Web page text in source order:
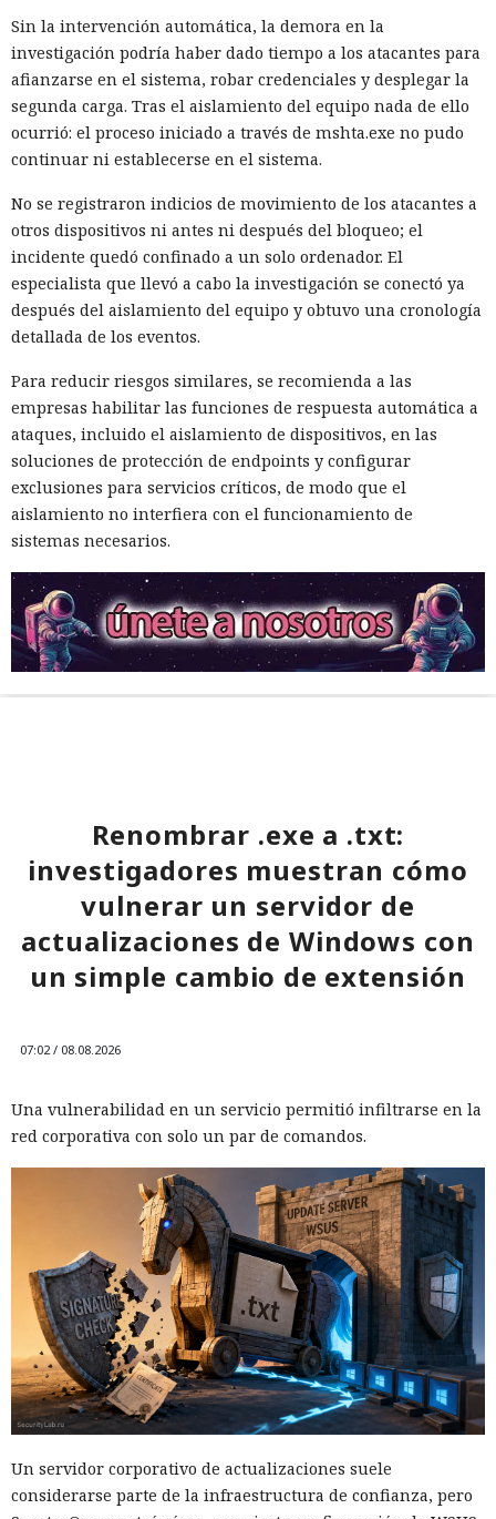
Sin la intervención automática, la demora en la
investigación podría haber dado tiempo a los atacantes para
afianzarse en el sistema, robar credenciales y desplegar la
segunda carga. Tras el aislamiento del equipo nada de ello
ocurrió: el proceso iniciado a través de mshta.exe no pudo
continuar ni establecerse en el sistema.
No se registraron indicios de movimiento de los atacantes a
otros dispositivos ni antes ni después del bloqueo; el
incidente quedó confinado a un solo ordenador. El
especialista que llevó a cabo la investigación se conectó ya
después del aislamiento del equipo y obtuvo una cronología
detallada de los eventos.
Para reducir riesgos similares, se recomienda a las
empresas habilitar las funciones de respuesta automática a
ataques, incluido el aislamiento de dispositivos, en las
soluciones de protección de endpoints y configurar
exclusiones para servicios críticos, de modo que el
aislamiento no interfiera con el funcionamiento de
sistemas necesarios.
Renombrar .exe a .txt:
investigadores muestran cómo
vulnerar un servidor de
actualizaciones de Windows con
un simple cambio de extensión
07:02 / 08.08.2026
Una vulnerabilidad en un servicio permitió infiltrarse en la
red corporativa con solo un par de comandos.
Un servidor corporativo de actualizaciones suele
considerarse parte de la infraestructura de confianza, pero